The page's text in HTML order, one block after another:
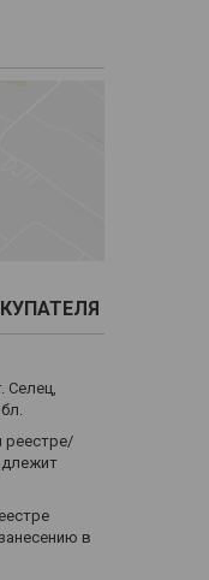
Селец,
реестре/
в